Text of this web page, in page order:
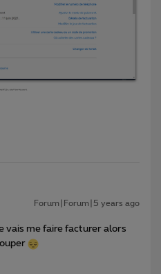
Forum|Forum|5 years ago
vais me faire facturer alors